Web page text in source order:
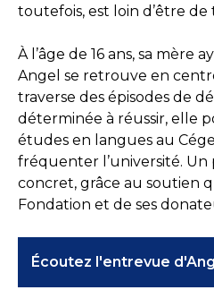
toutefois, est loin d’être de
À l’âge de 16 ans, sa mère
Angel se retrouve en
traverse des épisodes de
déterminée à réussir, elle
études en langues au
fréquenter l’université.
concret, grâce au soutien
Fondation et de ses
Écoutez l'entrevue